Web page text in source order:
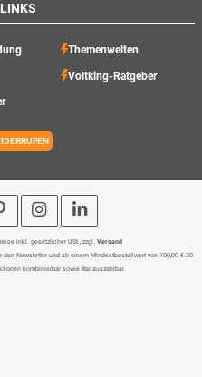
Themenwelten
Voltking-Ratgeber
inkl. gesetzlicher USt., zzgl. Versand
Newsletter und ab einem Mindestbestellwert von 100,00 € 30
kombinierbar sowie Bar auszahlbar.